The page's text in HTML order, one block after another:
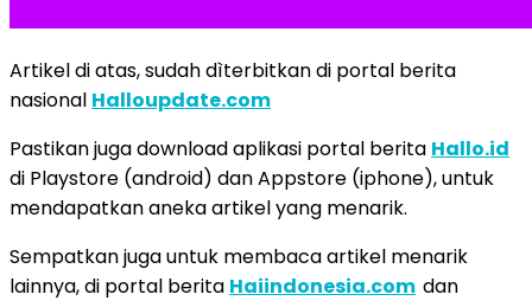
Artikel di atas, sudah dìterbitkan di portal berita
nasional Halloupdate.com
Pastikan juga download aplikasi portal berita Hallo.id
di Playstore (android) dan Appstore (iphone), untuk
mendapatkan aneka artikel yang menarik.
Sempatkan juga untuk membaca artikel menarik
lainnya, di portal berita Haiindonesia.com dan